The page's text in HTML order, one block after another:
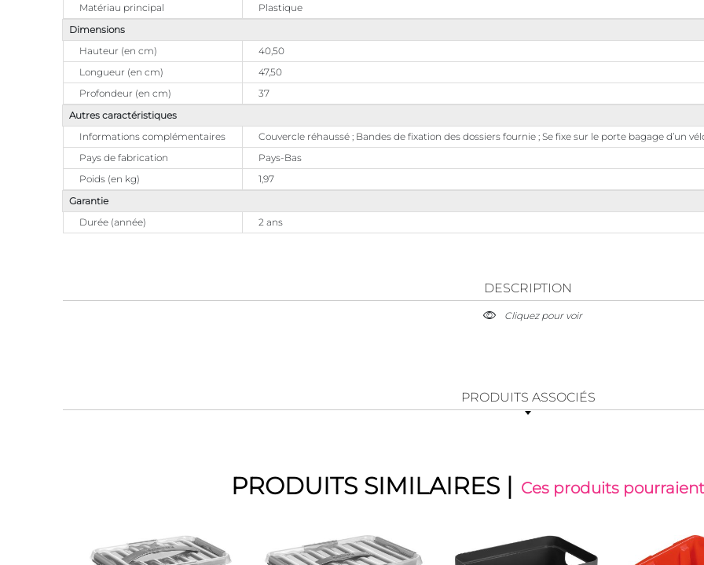
Matériau principal
Plastique
Dimensions
Hauteur (en cm)
40,50
Longueur (en cm)
47,50
Profondeur (en cm)
37
Autres caractéristiques
Informations complémentaires
Couvercle réhaussé ; Bandes de fixation des dossiers fournie ; Se fixe sur le porte bagage d’un
Pays de fabrication
Pays-Bas
Poids (en kg)
1,97
Garantie
Durée (année)
2 ans
DESCRIPTION
Cliquez pour voir
PRODUITS ASSOCIÉS
PRODUITS SIMILAIRES | Ces produits